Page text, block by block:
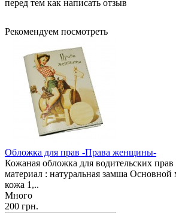
перед тем как написать отзыв
Рекомендуем посмотреть
Обложка для прав -Права женщины-
Кожаная обложка для водительских
материал : натуральная замша Основной
кожа 1,..
Много
200 грн.